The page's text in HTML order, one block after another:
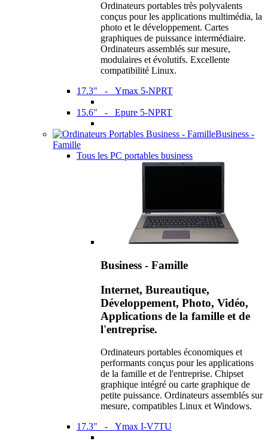
Ordinateurs portables très polyvalents
conçus pour les applications multimédia, la
photo et le développement. Cartes
graphiques de puissance intermédiaire.
Ordinateurs assemblés sur mesure,
modulaires et évolutifs. Excellente
compatibilité Linux.
17.3" - Ymax 5-NPRT
15.6" - Epure 5-NPRT
Business -
Famille
Tous les PC portables business
Business - Famille
Internet, Bureautique,
Développement, Photo, Vidéo,
Applications de la famille et de
l'entreprise.
Ordinateurs portables économiques et
performants conçus pour les applications
de la famille et de l'entreprise. Chipset
graphique intégré ou carte graphique de
petite puissance. Ordinateurs assemblés sur
mesure, compatibles Linux et Windows.
17.3" - Ymax I-V7TU